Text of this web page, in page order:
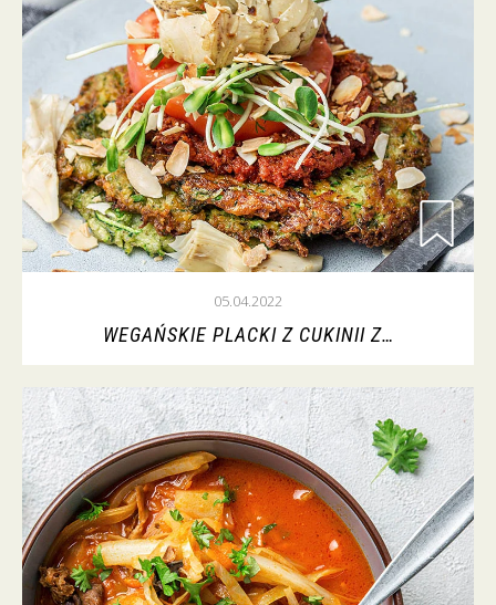
05.04.2022
WEGAŃSKIE PLACKI Z CUKINII Z…